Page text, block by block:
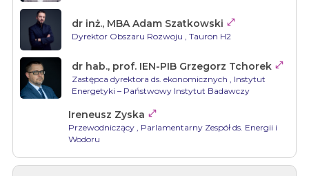
dr inż., MBA Adam Szatkowski 
Dyrektor Obszaru Rozwoju , Tauron H2
dr hab., prof. IEN-PIB Grzegorz Tchorek 
Zastępca dyrektora ds. ekonomicznych , Instytut
Energetyki – Państwowy Instytut Badawczy
Ireneusz Zyska
Przewodniczący
, Parlamentarny Zespół ds. Energii i
Wodoru